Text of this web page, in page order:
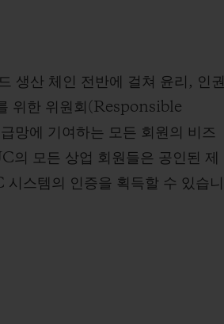
생산 체인 전반에 걸쳐 윤리, 인권
위한 위원회(Responsible
에 기여하는 모든 회원의 비즈
모든 상업 회원들은 공인된 제
스템의 인증을 획득할 수 있습니